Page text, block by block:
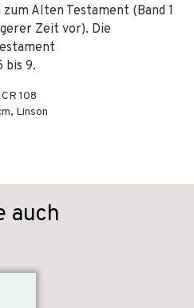
Alten Testament (Band 1
Zeit vor). Die
bis 9.
108
Linson
auch